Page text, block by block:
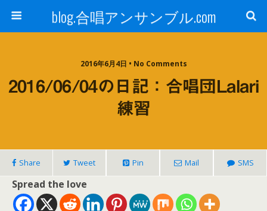
blog.合唱アンサンブル.com
2016年6月4日 • No Comments
2016/06/04の日記：合唱団Lalari
練習
Share Tweet Pin Mail SMS
Spread the love